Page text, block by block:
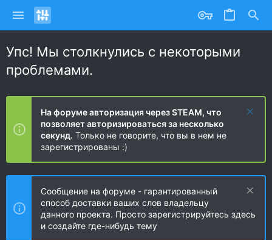
Упс! Мы столкнулись с некоторыми
проблемами.
На форуме авторизация через STEAM, что
позволяет авторизироваться за несколько
секунд. Только не говорите, что вы в нем не
зарегистрированы :)
Сообщение на форуме - гарантированный
способ доставки ваших слов владельцу
данного проекта. Просто зарегистрируйтесь здесь
и создайте где-нибудь тему